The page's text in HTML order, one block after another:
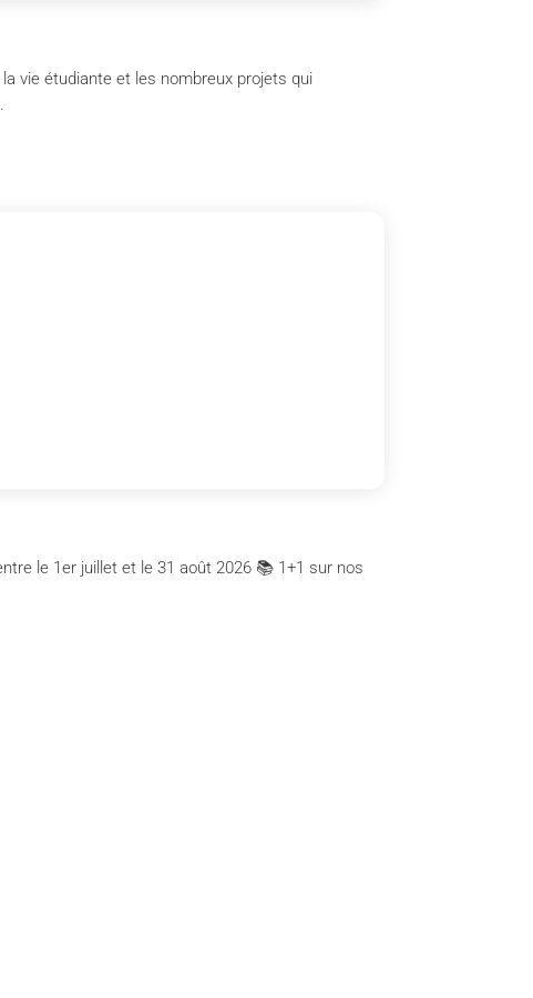
vie étudiante et les nombreux projets qui
le 1er juillet et le 31 août 2026 📚 1+1 sur nos